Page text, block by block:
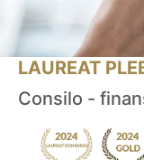
LAUREAT
Consilo -